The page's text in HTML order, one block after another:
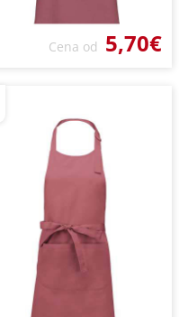
Cena od 5,70€